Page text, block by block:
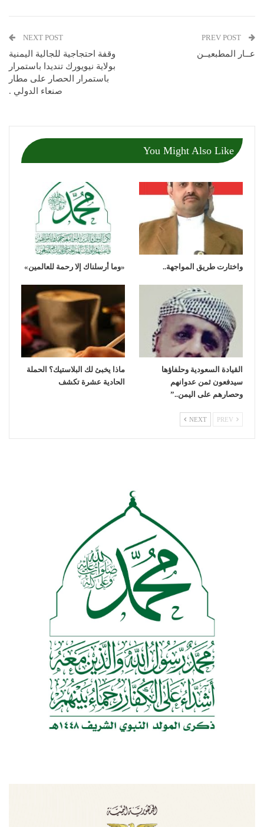
عــار المطبعيــن
NEXT POST
وقفة احتجاجية للجالية اليمنية
بولاية نيويورك تنديدا باستمرار
باستمرار الحصار على مطار
صنعاء الدولي .
You Might Also Like
واختارت طريق المواجهة.. «وما أرسلناك إلا رحمة للعالمين»
القيادة السعودية وحلفاؤها
سيدفعون ثمن عدوانهم
وحصارهم على اليمن..”
ماذا يخبئ لك البلاستيك؟ الحملة
الحادية عشرة تكشف
NEXT